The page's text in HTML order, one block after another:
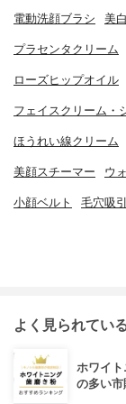
電動洗顔ブラシ 美
プラセンタクリーム
ローズヒップオイル
フェイスクリーム・
ほうれい線クリーム
美顔スチーマー ウ
小顔ベルト 毛穴吸
よく見られてい
ホワイ
の多い